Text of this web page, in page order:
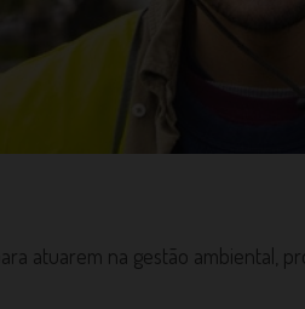
atuarem na gestão ambiental,